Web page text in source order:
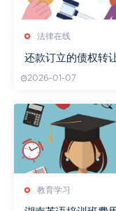
法律在线
还款订立的债权转
2026-01-07
教育学习